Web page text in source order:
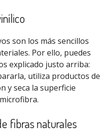
son los más sencillos
Por ello, puedes
explicado justo arriba:
utiliza productos de
y seca la superficie
fibras naturales